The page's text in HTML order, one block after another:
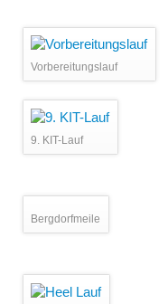
Vorbereitungslauf
9. KIT-Lauf
Bergdorfmeile